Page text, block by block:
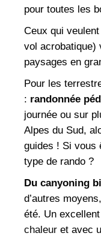
pour toutes les
Ceux qui
vol acrobatique)
paysages en
Pour les
: randonnée
journée ou sur
Alpes du Sud,
guides ! Si vous
type de rando ?
Du canyoning
d’autres
été. Un
chaleur et avec